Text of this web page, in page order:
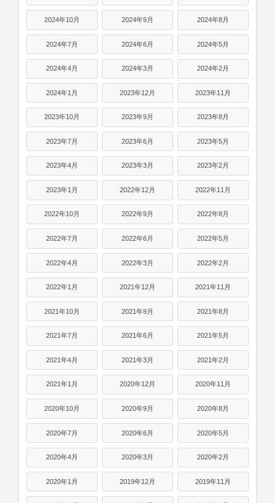
2024年10月 2024年9月 2024年8月
2024年7月 2024年6月 2024年5月
2024年4月 2024年3月 2024年2月
2024年1月 2023年12月 2023年11月
2023年10月 2023年9月 2023年8月
2023年7月 2023年6月 2023年5月
2023年4月 2023年3月 2023年2月
2023年1月 2022年12月 2022年11月
2022年10月 2022年9月 2022年8月
2022年7月 2022年6月 2022年5月
2022年4月 2022年3月 2022年2月
2022年1月 2021年12月 2021年11月
2021年10月 2021年9月 2021年8月
2021年7月 2021年6月 2021年5月
2021年4月 2021年3月 2021年2月
2021年1月 2020年12月 2020年11月
2020年10月 2020年9月 2020年8月
2020年7月 2020年6月 2020年5月
2020年4月 2020年3月 2020年2月
2020年1月 2019年12月 2019年11月